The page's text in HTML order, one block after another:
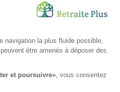
demande
de la liste d'opposition